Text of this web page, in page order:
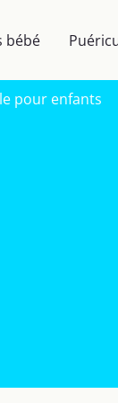
bébé
pour enfants